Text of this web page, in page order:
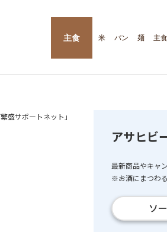
主食 米 パン 麺 主
盛サポートネット」
アサヒビ
最新商品やキャ
※お酒にまつわ
ソ